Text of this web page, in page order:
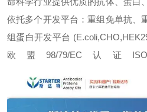
依托多个开发平台：重组免单抗、
组蛋白开发平台
欧盟98/79/EC认证